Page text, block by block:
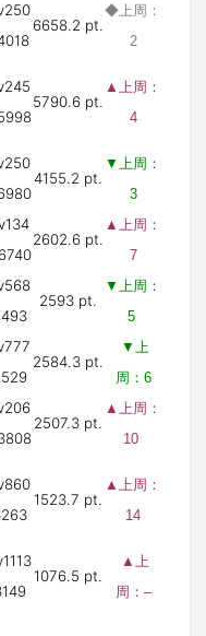
6658.2 pt.
◆上周：
2
5790.6 pt.
▲上周：
4
4155.2 pt.
▼上周：
3
2602.6 pt.
▲上周：
7
2593 pt.
▼上周：
5
2584.3 pt.
▼上
周：6
2507.3 pt.
▲上周：
10
1523.7 pt.
▲上周：
14
1076.5 pt.
▲上
周：–